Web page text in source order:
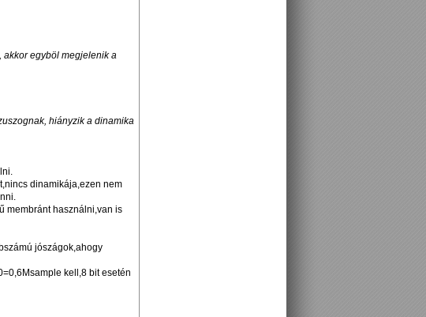
akkor egyböl megjelenik a
hiányzik a dinamika
dinamikája,ezen nem
membránt használni,van is
jószágok,ahogy
kell,8 bit esetén